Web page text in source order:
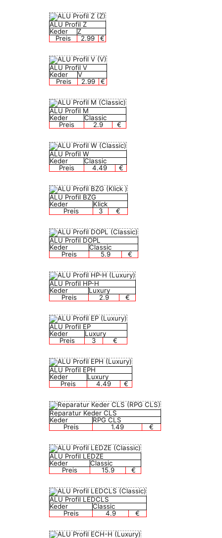
ALU Profil Z
Keder
Z
Preis
2.99 €
ALU Profil V
Keder
V
Preis
2.99 €
ALU Profil M
Keder
Classic
Preis
2.9 €
ALU Profil W
Keder
Classic
Preis
4.49 €
ALU Profil BZG
Keder
Klick
Preis
3 €
ALU Profil DOPL
Keder
Classic
Preis
5.9 €
ALU Profil HP-H
Keder
Luxury
Preis
2.9 €
ALU Profil EP
Keder
Luxury
Preis
3 €
ALU Profil EPH
Keder
Luxury
Preis
4.49 €
Reparatur Keder CLS
Keder
RPG CLS
Preis
1.49 €
ALU Profil LEDZE
Keder
Classic
Preis
15.9 €
ALU Profil LEDCLS
Keder
Classic
Preis
4.9 €